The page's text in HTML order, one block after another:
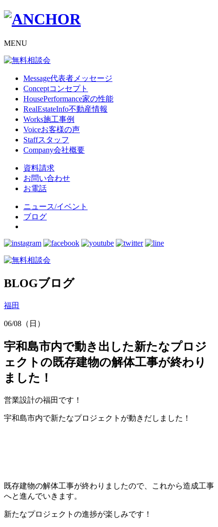
MENU
Message代表者メッセージ
Conceptコンセプト
HousePerformance家の性能
RealEstateInfo不動産情報
Works施工事例
Voiceお客様の声
Staffスタッフ
Company会社概要
資料請求
お問い合わせ
お電話
ニュース/イベント
ブログ
BLOGブログ
福田
06/08（日）
宇和島市内で動き出した新たなプロジ
ェクトの既存建物の解体工事が終わり
ました！
営業設計の福田です！
宇和島市内で新たなプロジェクトが動きだしました！
既存建物の解体工事が終わりましたので、これから造成工事
へと進んでいきます。
新たなプロジェクトの進捗が楽しみです！